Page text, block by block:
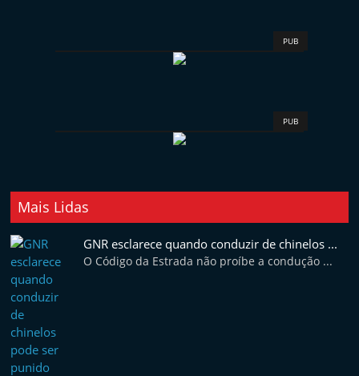
PUB
PUB
Mais Lidas
GNR esclarece quando conduzir de chinelos ...
O Código da Estrada não proíbe a condução ...